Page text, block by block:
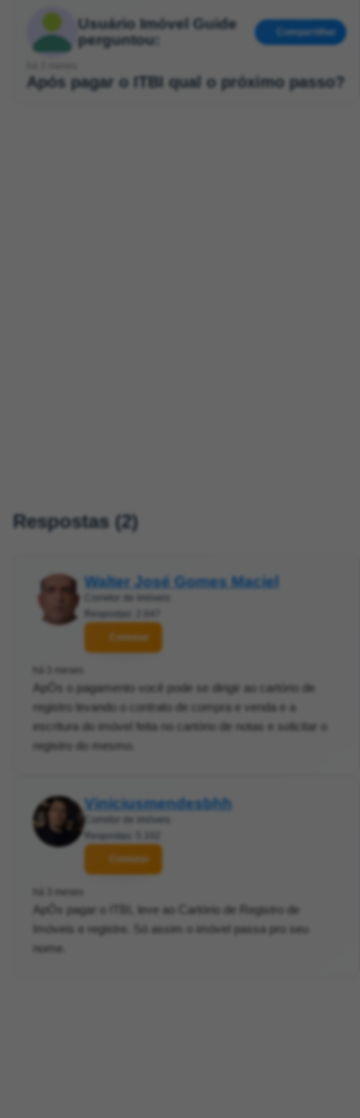
Usuário Imóvel Guide
perguntou:
Compartilhar
Após pagar o ITBI qual o próximo passo?
Respostas (2)
Walter José Gomes Maciel
Contatar
ApÓs o pagamento você pode se dirigir ao cartório de
registro levando o contrato de compra e venda e a
escritura do imóvel feita no cartório de notas e solicitar o
registro do mesmo.
Viniciusmendesbhh
Contatar
ApÓs pagar o ITBI, leve ao Cartório de Registro de
Imóveis e registre. Só assim o imóvel passa pro seu
nome.